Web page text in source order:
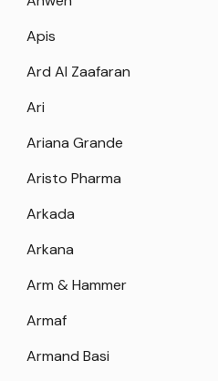
Apis
Ard Al Zaafaran
Ari
Ariana Grande
Aristo Pharma
Arkada
Arkana
Arm & Hammer
Armaf
Armand Basi